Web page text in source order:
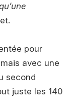
pour
avec une
second
juste les 140